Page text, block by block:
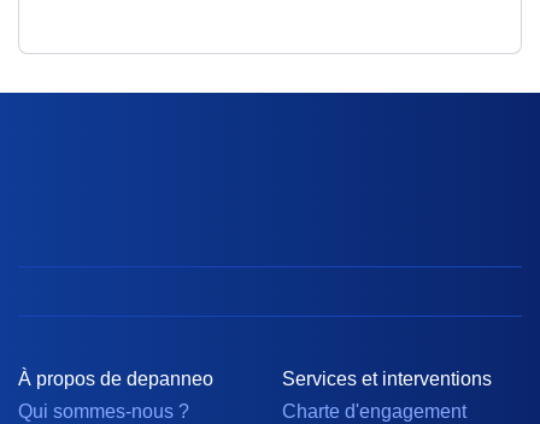
À propos de depanneo
Qui sommes-nous ?
Services et interventions
Charte d'engagement